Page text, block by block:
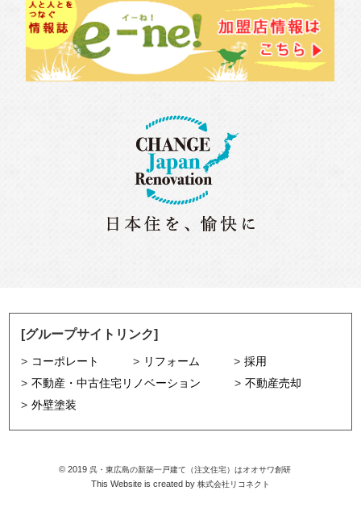
[グループサイトリンク]
コーポレート リフォーム
採用
不動産・中古住宅リノベーション
不動産売却
外壁塗装
© 2019 呉・東広島の新築一戸建て（注文住宅）はオオサワ創研
This Website is created by 株式会社リコネクト